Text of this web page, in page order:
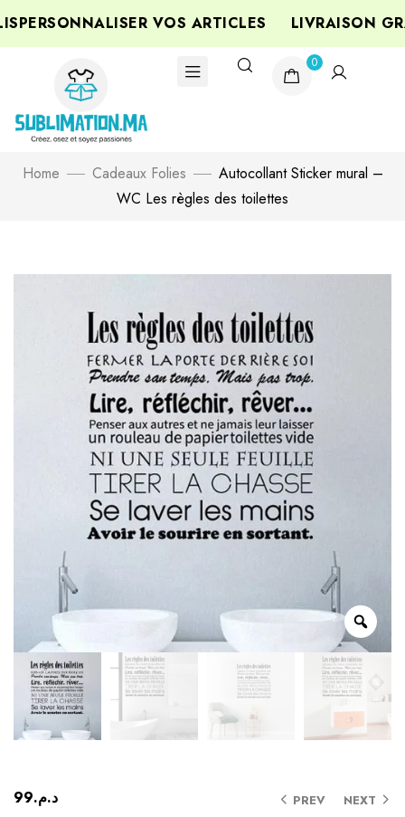
VOS ARTICLES LIVRAISON
0
Home Cadeaux Folies
Autocollant Sticker mural –
WC Les règles des toilettes
PREV NEXT د.م.99